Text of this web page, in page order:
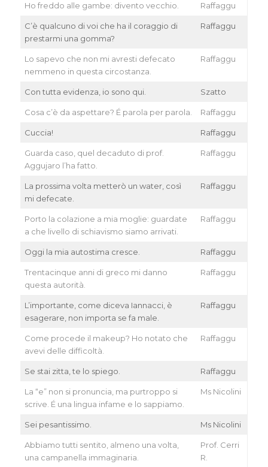
Ho freddo alle gambe: divento vecchio. Raffaggu
C’è qualcuno di voi che ha il coraggio di
prestarmi una gomma?
Raffaggu
Lo sapevo che non mi avresti defecato
nemmeno in questa circostanza.
Raffaggu
Con tutta evidenza, io sono qui. Szatto
Cosa c’è da aspettare? É parola per parola. Raffaggu
Cuccia! Raffaggu
Guarda caso, quel decaduto di prof.
Aggujaro l’ha fatto.
Raffaggu
La prossima volta metterò un water, così
mi defecate.
Raffaggu
Porto la colazione a mia moglie: guardate
a che livello di schiavismo siamo arrivati.
Raffaggu
Oggi la mia autostima cresce. Raffaggu
Trentacinque anni di greco mi danno
questa autorità.
Raffaggu
L’importante, come diceva Iannacci, è
esagerare, non importa se fa male.
Raffaggu
Come procede il makeup? Ho notato che
avevi delle difficoltà.
Raffaggu
Se stai zitta, te lo spiego. Raffaggu
La “e” non si pronuncia, ma purtroppo si
scrive. É una lingua infame e lo sappiamo.
Ms Nicolini
Sei pesantissimo. Ms Nicolini
Abbiamo tutti sentito, almeno una volta,
una campanella immaginaria.
Prof. Cerri
R.